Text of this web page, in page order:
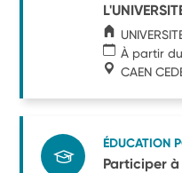
À partir
CAEN
ÉDUCATION
Participer